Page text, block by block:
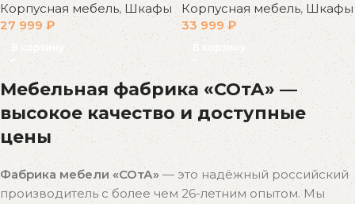
Корпусная мебель,Шкафы
27 999 ₽
В корзину
Корпусная мебель,Шкафы
33 999 ₽
В корзину
Мебельная фабрика «СОтА» —
высокое качество и доступные
цены
Фабрика мебели «СОтА» — это надёжный российский
производитель с более чем 26-летним опытом. Мы